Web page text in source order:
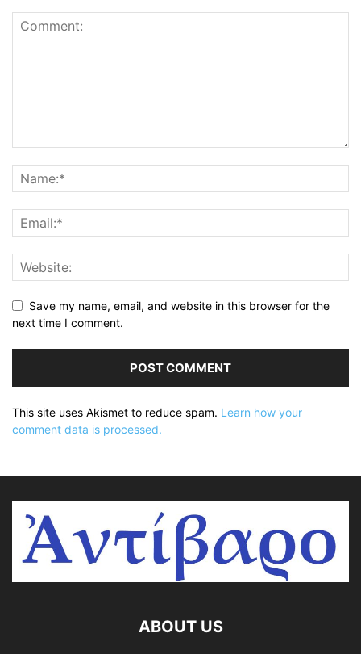
Save my name, email, and website in this browser for the
next time I comment.
This site uses Akismet to reduce spam. Learn how your
comment data is processed.
ABOUT US